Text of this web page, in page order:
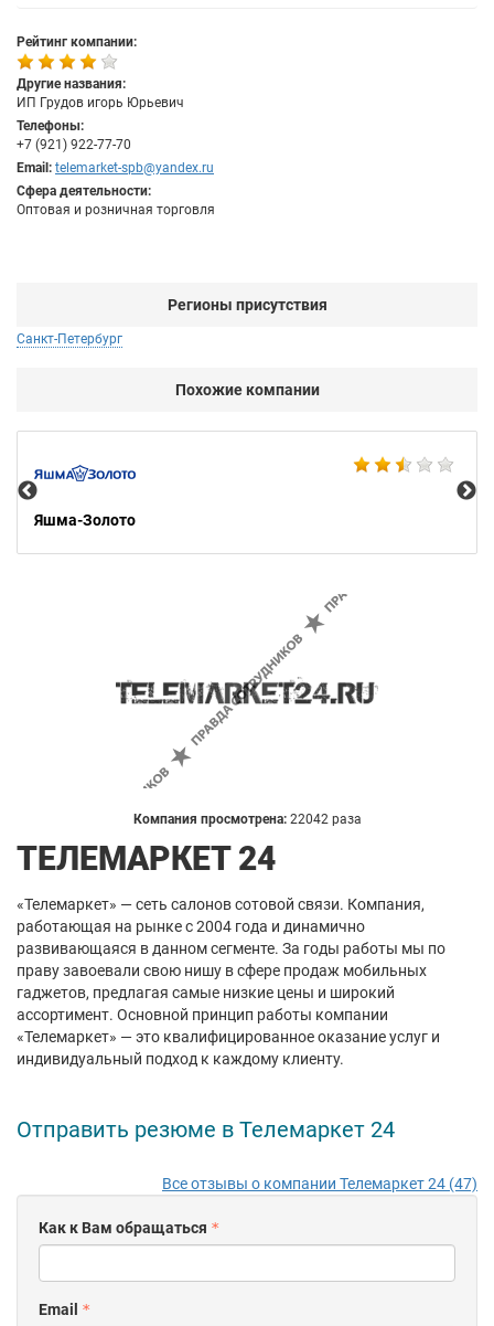
Рейтинг компании:
Другие названия:
ИП Грудов игорь Юрьевич
Телефоны:
+7 (921) 922-77-70
Email: telemarket-spb@yandex.ru
Сфера деятельности:
Оптовая и розничная торговля
Регионы присутствия
Санкт-Петербург
Похожие компании
Яшма-Золото
Компания просмотрена: 22042 раза
ТЕЛЕМАРКЕТ 24
«Телемаркет» — сеть салонов сотовой связи. Компания,
работающая на рынке с 2004 года и динамично
развивающаяся в данном сегменте. За годы работы мы по
праву завоевали свою нишу в сфере продаж мобильных
гаджетов, предлагая самые низкие цены и широкий
ассортимент. Основной принцип работы компании
«Телемаркет» — это квалифицированное оказание услуг и
индивидуальный подход к каждому клиенту.
Отправить резюме в Телемаркет 24
Все отзывы о компании Телемаркет 24 (47)
Как к Вам обращаться
Email